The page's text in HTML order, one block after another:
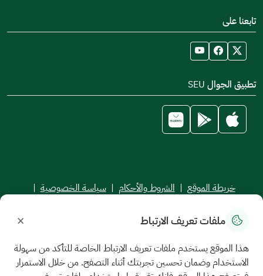
تابعنا على
تطبيق الجوال SEU
خريطة الموقع | الشروط والأحكام | سياسة الخصوصية |
جميع الحقوق محفوظة للجامعة السعودية الإلكترونية © 2026
ملفات تعريف الارتباط ×
هذا الموقع يستخدم ملفات تعريف الارتباط الخاصة للتأكد من سهولة
الاستخدام وضمان تحسين تجربتك أثناء التصفح. من خلال الاستمرار